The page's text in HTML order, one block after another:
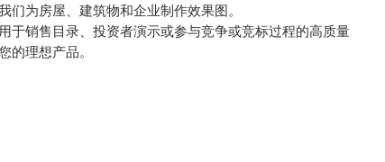
们为房屋、建筑物和企业制作效果图。
于销售目录、投资者演示或参与竞争或竞标过程的高质量
的理想产品。